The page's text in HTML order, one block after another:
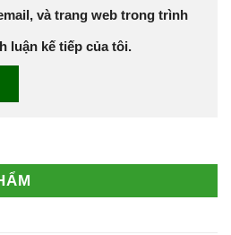
và trang web trong trình
luận kế tiếp của tôi.